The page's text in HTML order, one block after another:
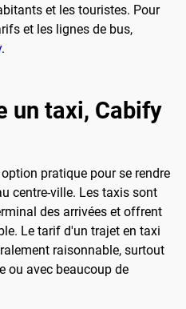
et les touristes. Pour
et les lignes de bus,
.
un taxi, Cabify
pratique pour se rendre
centre-ville. Les taxis sont
des arrivées et offrent
Le tarif d'un trajet en taxi
raisonnable, surtout
ou avec beaucoup de